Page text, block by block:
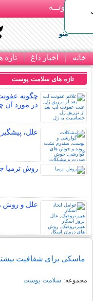
بـیتوتــه
منو
خانه اخبار داغ تازه
تازه های سلامت پوست
چگونه
در مورد آن
علل،
روش ترمیا
علل و روش
ماسکی برای شفافیت
مجموعه: سلامت پوست